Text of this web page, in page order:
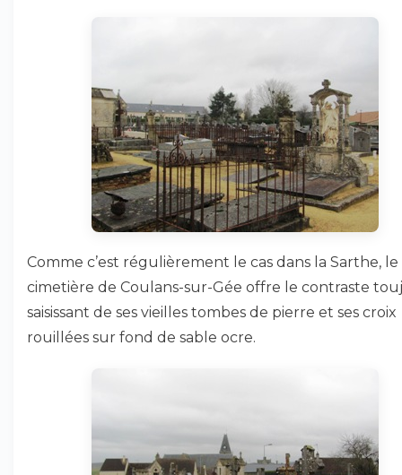
Comme c’est régulièrement le cas dans la Sarthe,
cimetière de Coulans-sur-Gée offre le contraste
saisissant de ses vieilles tombes de pierre et ses croix
rouillées sur fond de sable ocre.